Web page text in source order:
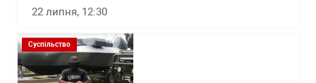
22 липня, 12:30
Суспільство